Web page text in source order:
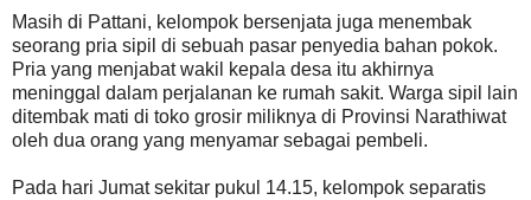
Masih di Pattani, kelompok bersenjata juga menembak
seorang pria sipil di sebuah pasar penyedia bahan pokok.
Pria yang menjabat wakil kepala desa itu akhirnya
meninggal dalam perjalanan ke rumah sakit. Warga sipil lain
ditembak mati di toko grosir miliknya di Provinsi Narathiwat
oleh dua orang yang menyamar sebagai pembeli.
Pada hari Jumat sekitar pukul 14.15, kelompok separatis